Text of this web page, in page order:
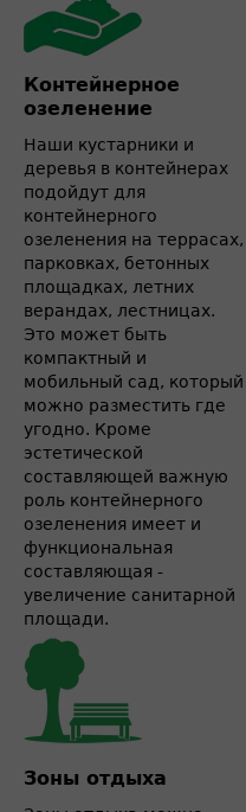
Контейнерное
озеленение
Наши кустарники и
деревья в контейнерах
подойдут для
контейнерного
озеленения на террасах,
парковках, бетонных
площадках, летних
верандах, лестницах.
Это может быть
компактный и
мобильный сад, который
можно разместить где
угодно. Кроме
эстетической
составляющей важную
роль контейнерного
озеленения имеет и
функциональная
составляющая -
увеличение санитарной
площади.
Зоны отдыха